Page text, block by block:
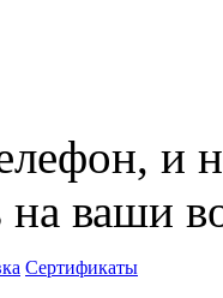
и
на ваши
Сертификаты